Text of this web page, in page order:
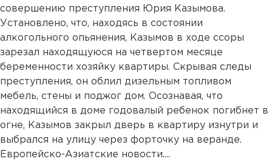
совершению преступления Юрия Казымова.
Установлено, что, находясь в состоянии
алкогольного опьянения, Казымов в ходе ссоры
зарезал находящуюся на четвертом месяце
беременности хозяйку квартиры. Скрывая следы
преступления, он облил дизельным топливом
мебель, стены и поджог дом. Осознавая, что
находящийся в доме годовалый ребенок погибнет в
огне, Казымов закрыл дверь в квартиру изнутри и
выбрался на улицу через форточку на веранде.
Европейско-Азиатские новости....